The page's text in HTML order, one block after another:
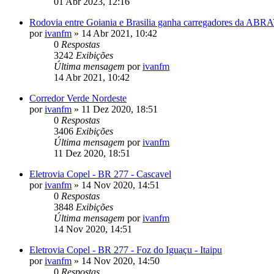
Rodovia entre Goiania e Brasilia ganha carregadores da
porivanfm » 14 Abr 2021, 10:42
0 Respostas
3242 Exibições
Última mensagem porivanfm
14 Abr 2021, 10:42
Corredor Verde Nordeste
porivanfm » 11 Dez 2020, 18:51
0 Respostas
3406 Exibições
Última mensagem porivanfm
11 Dez 2020, 18:51
Eletrovia Copel - BR 277 - Cascavel
porivanfm » 14 Nov 2020, 14:51
0 Respostas
3848 Exibições
Última mensagem porivanfm
14 Nov 2020, 14:51
Eletrovia Copel - BR 277 - Foz do Iguaçu - Itaipu
porivanfm » 14 Nov 2020, 14:50
0 Respostas